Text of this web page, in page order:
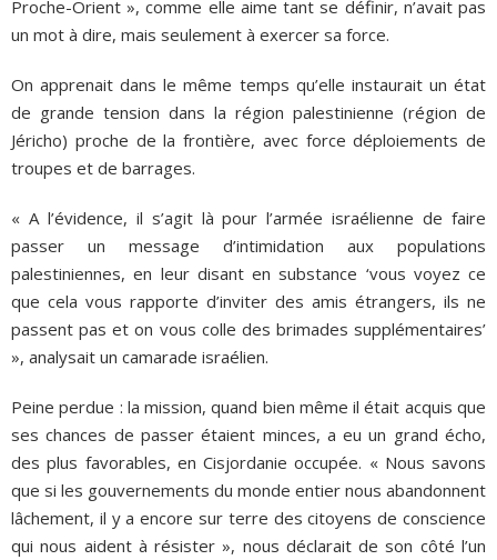
Proche-Orient », comme elle aime tant se définir, n’avait pas
un mot à dire, mais seulement à exercer sa force.
On apprenait dans le même temps qu’elle instaurait un état
de grande tension dans la région palestinienne (région de
Jéricho) proche de la frontière, avec force déploiements de
troupes et de barrages.
« A l’évidence, il s’agit là pour l’armée israélienne de faire
passer un message d’intimidation aux populations
palestiniennes, en leur disant en substance ‘vous voyez ce
que cela vous rapporte d’inviter des amis étrangers, ils ne
passent pas et on vous colle des brimades supplémentaires’
», analysait un camarade israélien.
Peine perdue : la mission, quand bien même il était acquis que
ses chances de passer étaient minces, a eu un grand écho,
des plus favorables, en Cisjordanie occupée. « Nous savons
que si les gouvernements du monde entier nous abandonnent
lâchement, il y a encore sur terre des citoyens de conscience
qui nous aident à résister », nous déclarait de son côté l’un